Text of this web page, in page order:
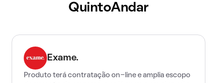
QuintoAndar
Exame.
Produto terá contratação on-line e amplia escopo